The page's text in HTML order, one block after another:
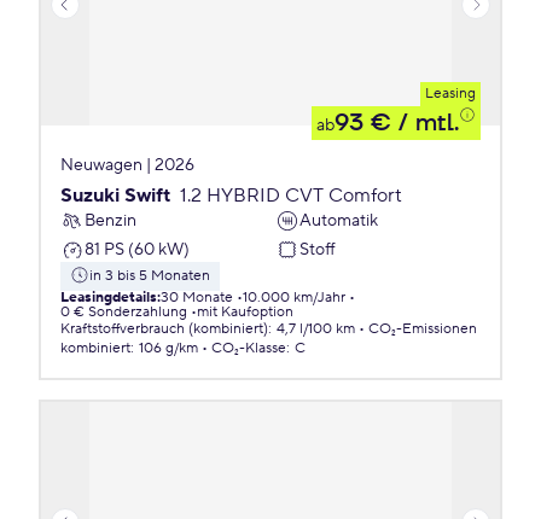
Leasing
ab93 € / mtl.
Neuwagen | 2026
Suzuki Swift 1.2 HYBRID CVT Comfort
Benzin
Automatik
81 PS (60 kW)
Stoff
in 3 bis 5 Monaten
Leasingdetails:30 Monate 10.000 km/Jahr
0 € Sonderzahlung
mit Kaufoption
Kraftstoffverbrauch (kombiniert): 4,7 l/100 km
CO₂-Emissionen
kombiniert: 106 g/km CO₂-Klasse: C